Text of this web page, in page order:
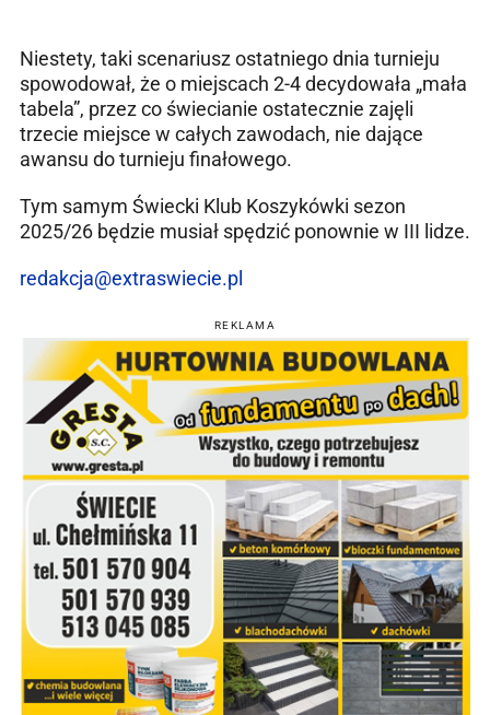
Niestety, taki scenariusz ostatniego dnia turnieju
spowodował, że o miejscach 2-4 decydowała „mała
tabela”, przez co świecianie ostatecznie zajęli
trzecie miejsce w całych zawodach, nie dające
awansu do turnieju finałowego.
Tym samym Świecki Klub Koszykówki sezon
2025/26 będzie musiał spędzić ponownie w III lidze.
redakcja@extraswiecie.pl
REKLAMA